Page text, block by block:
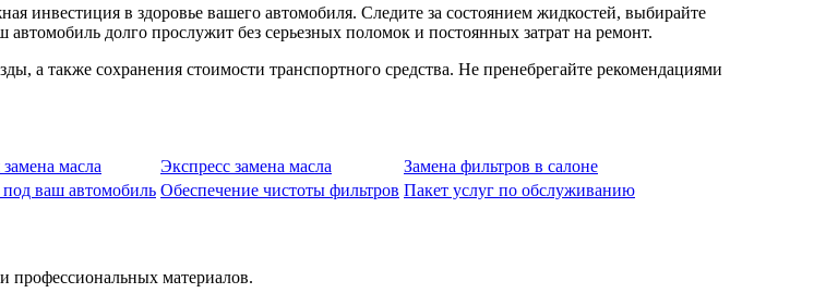
инвестиция в здоровье вашего автомобиля. Следите за состоянием жидкостей, выбирайте
долго прослужит без серьезных поломок и постоянных затрат на ремонт.
а также сохранения стоимости транспортного средства. Не пренебрегайте рекомендациями
масла Экспресс замена масла
Замена фильтров в салоне
ваш автомобиль Обеспечение чистоты фильтров Пакет услуг по обслуживанию
профессиональных материалов.